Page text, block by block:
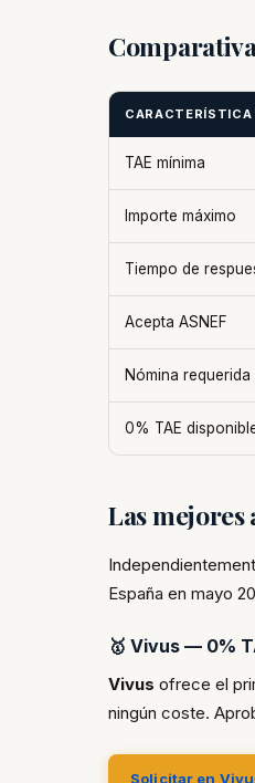
CARACTERÍSTICA
TAE mínima
Importe máximo
Tiempo de
Acepta ASNEF
Nómina requerida
0% TAE
Las mejores
España en mayo
🥇 Vivus — 0%
Vivus ofrece el
ningún coste.
Solicitar en